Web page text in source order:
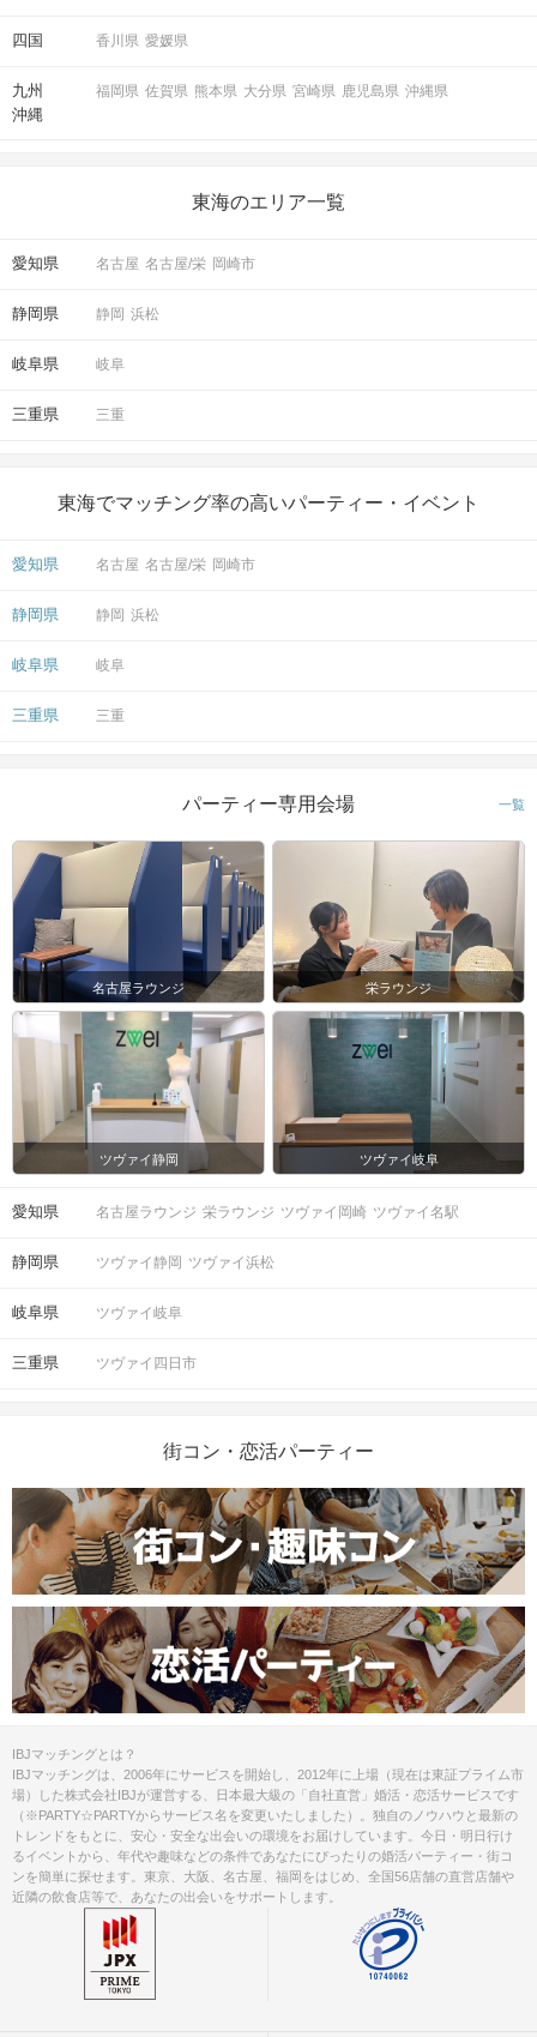
四国 香川県 愛媛県
九州
沖縄
福岡県 佐賀県 熊本県 大分県 宮崎県 鹿児島県 沖縄県
東海のエリア一覧
愛知県 名古屋 名古屋/栄 岡崎市
静岡県 静岡 浜松
岐阜県 岐阜
三重県 三重
東海でマッチング率の高いパーティー・イベント
愛知県 名古屋 名古屋/栄 岡崎市
静岡県 静岡 浜松
岐阜県 岐阜
三重県 三重
パーティー専用会場 一覧
名古屋ラウンジ 栄ラウンジ
ツヴァイ静岡 ツヴァイ岐阜
愛知県 名古屋ラウンジ 栄ラウンジ ツヴァイ岡崎 ツヴァイ名駅
静岡県 ツヴァイ静岡 ツヴァイ浜松
岐阜県 ツヴァイ岐阜
三重県 ツヴァイ四日市
街コン・恋活パーティー
IBJマッチングとは？
IBJマッチングは、2006年にサービスを開始し、2012年に上場（現在は東証プライム市
場）した株式会社IBJが運営する、日本最大級の「自社直営」婚活・恋活サービスです
（※PARTY☆PARTYからサービス名を変更いたしました）。独自のノウハウと最新の
トレンドをもとに、安心・安全な出会いの環境をお届けしています。今日・明日行け
るイベントから、年代や趣味などの条件であなたにぴったりの婚活パーティー・街コ
ンを簡単に探せます。東京、大阪、名古屋、福岡をはじめ、全国56店舗の直営店舗や
近隣の飲食店等で、あなたの出会いをサポートします。